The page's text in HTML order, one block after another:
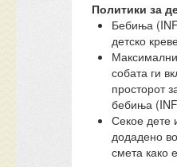
Политики за
Бебиња
детско
собата ги
просторот
бебиња
Секое дете
додадено
смета како